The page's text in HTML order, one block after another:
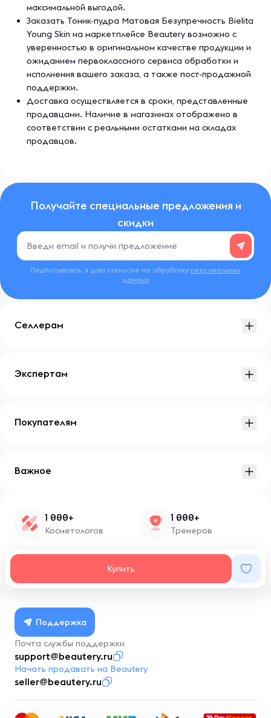
максимальной выгодой.
Заказать Тоник-пудра Матовая Безупречность Bielita
Young Skin на маркетплейсе Beautery возможно с
уверенностью в оригинальном качестве продукции и
ожиданием первоклассного сервиса обработки и
исполнения вашего заказа, а также пост-продажной
поддержки.
Доставка осуществляется в сроки, представленные
продавцами. Наличие в магазинах отображено в
соответствии с реальными остатками на складах
продавцов.
Получайте специальные предложения и
скидки
Подписываясь, я даю согласие на обработку персональных
данных
Купить
Селлерам
Экспертам
Покупателям
Важное
1 000+
Косметологов
1 000+
Тренеров
1 500+
Нутрициологов
100+
Поддержка
Почта службы поддержки
support@beautery.ru
Начать продавать на Beautery
seller@beautery.ru